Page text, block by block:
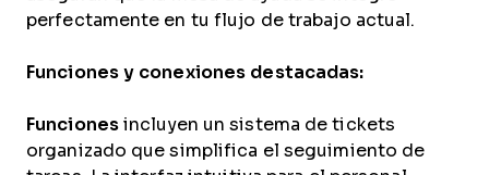
perfectamente en tu flujo de trabajo actual.
Funciones y conexiones destacadas:
Funcionesincluyen un sistema de tickets
organizado que simplifica el seguimiento de